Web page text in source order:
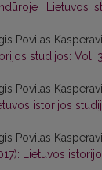
, Lietuvos
Povilas
studijos: Vol.
Povilas
istorijos
Povilas
Lietuvos